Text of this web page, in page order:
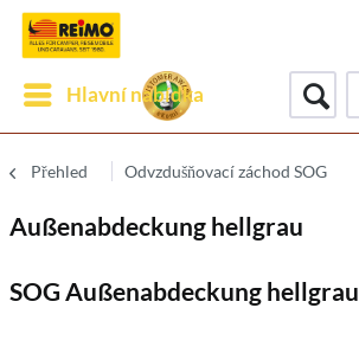
Hlavní nabídka
Přehled Odvzdušňovací záchod SOG
Außenabdeckung hellgrau
SOG Außenabdeckung hellgrau